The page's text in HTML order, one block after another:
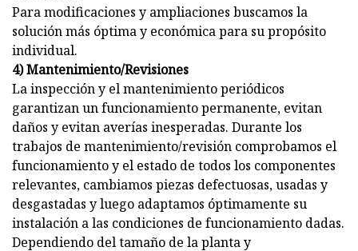
Para modificaciones y ampliaciones buscamos la
solución más óptima y económica para su propósito
individual.
4) Mantenimiento/Revisiones
La inspección y el mantenimiento periódicos
garantizan un funcionamiento permanente, evitan
daños y evitan averías inesperadas. Durante los
trabajos de mantenimiento/revisión comprobamos el
funcionamiento y el estado de todos los componentes
relevantes, cambiamos piezas defectuosas, usadas y
desgastadas y luego adaptamos óptimamente su
instalación a las condiciones de funcionamiento dadas.
Dependiendo del tamaño de la planta y